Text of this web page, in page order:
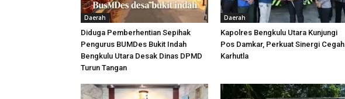
Daerah
Diduga Pemberhentian Sepihak
Pengurus BUMDes Bukit Indah
Bengkulu Utara Desak Dinas DPMD
Turun Tangan
Daerah
Kapolres Bengkulu Utara Kunjungi
Pos Damkar, Perkuat Sinergi Cegah
Karhutla